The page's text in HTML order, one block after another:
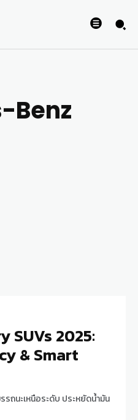
Benz
SUVs 2025:
& Smart
ถนะเหนือระดับ ประหยัดน้ำมัน